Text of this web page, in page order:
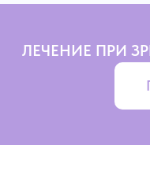
ЛЕЧЕНИЕ ПРИ